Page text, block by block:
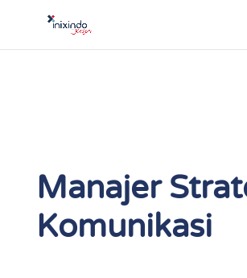
Manajer
Komunikasi